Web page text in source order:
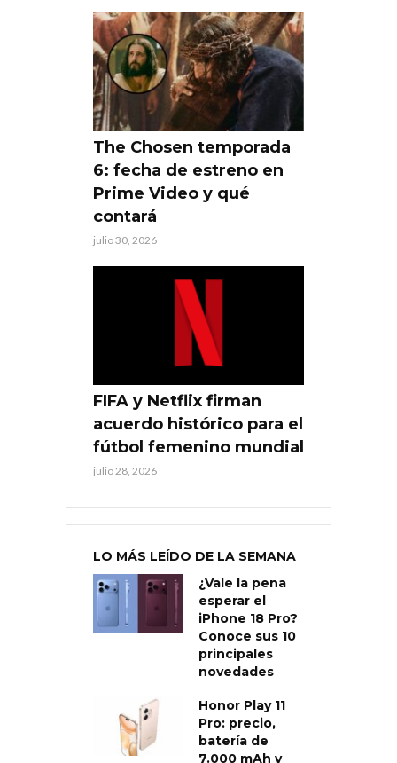
The Chosen temporada
6: fecha de estreno en
Prime Video y qué
contará
julio 30, 2026
FIFA y Netflix firman
acuerdo histórico para el
fútbol femenino mundial
julio 28, 2026
LO MÁS LEÍDO DE LA SEMANA
¿Vale la pena
esperar el
iPhone 18 Pro?
Conoce sus 10
principales
novedades
Honor Play 11
Pro: precio,
batería de
7.000 mAh y